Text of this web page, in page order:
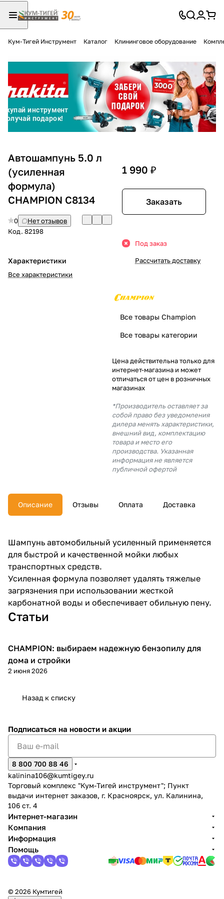
Кум-Тигей Инструмент Каталог Клининговое оборудование
Автошампунь 5.0 л
(усиленная
формула)
CHAMPION C8134
0
Нет отзывов
Код. 82198
Характеристики
Все характеристики
1 990 ₽
Заказать
Под заказ
Рассчитать доставку
Все товары Champion
Все товары категории
Цена действительна только для
интернет-магазина и может
отличаться от цен в розничных
магазинах
*Производитель оставляет за
собой право без уведомления
дилера менять характеристики,
внешний вид, комплектацию
товара и место его
производства. Указанная
информация не является
публичной офертой
Описание Отзывы Оплата Доставка
Шампунь автомобильный усиленный применяется
для быстрой и качественной мойки любых
транспортных средств.
Усиленная формула позволяет удалять тяжелые
загрязнения при использовании жесткой
карбонатной воды и обеспечивает обильную пену.
Статьи
Пилы
CHAMPION: выбираем надежную бензопилу для
дома и стройки
2 июня 2026
Назад к списку
Подписаться на новости и акции
8 800 700 88 46
kalinina106@kumtigey.ru
Торговый комплекс "Кум-Тигей инструмент"; Пункт
выдачи интернет заказов, г. Красноярск, ул. Калинина,
106 ст. 4
Интернет-магазин
Компания
Информация
Помощь
© 2026 Кумтигей
Разбейте
оплатуна части
без переплат
График платежей
Сегодня
25 %
% картой любого банка
% будут
с вашей карты
недели
plait.ru